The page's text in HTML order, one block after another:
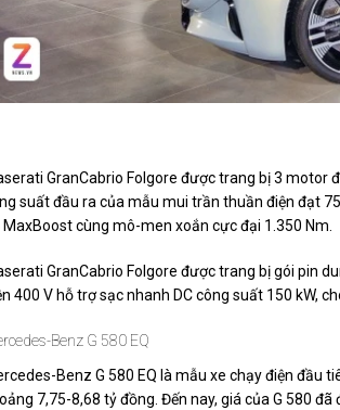
GranCabrio Folgore được trang bị 3 motor
suất đầu ra của mẫu mui trần thuần điện đạt
MaxBoost cùng mô-men xoắn cực đại 1.350 Nm.
GranCabrio Folgore được trang bị gói pin
400 V hỗ trợ sạc nhanh DC công suất 150 kW,
Benz G 580 EQ
Benz G 580 EQ là mẫu xe chạy điện đầu
7,75-8,68 tỷ đồng. Đến nay, giá của G 580